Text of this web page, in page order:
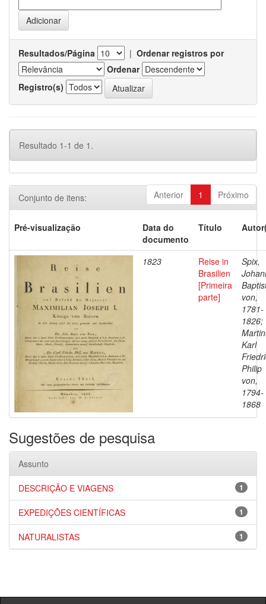
Resultados/Página | Ordenar registros por
Ordenar
Registro(s)
Resultado 1-1 de 1.
Anterior 1 Próximo
Conjunto de itens:
Pré-visualização
Data do
documento
Título
1823
Reise in
Brasilien
[Primeira
parte]
Spix,
von,
1781-
1826;
Karl
Philip
von,
1794-
1868
Sugestões de pesquisa
Assunto
1
DESCRIÇÃO E VIAGENS
1
EXPEDIÇÕES CIENTÍFICAS
1
NATURALISTAS